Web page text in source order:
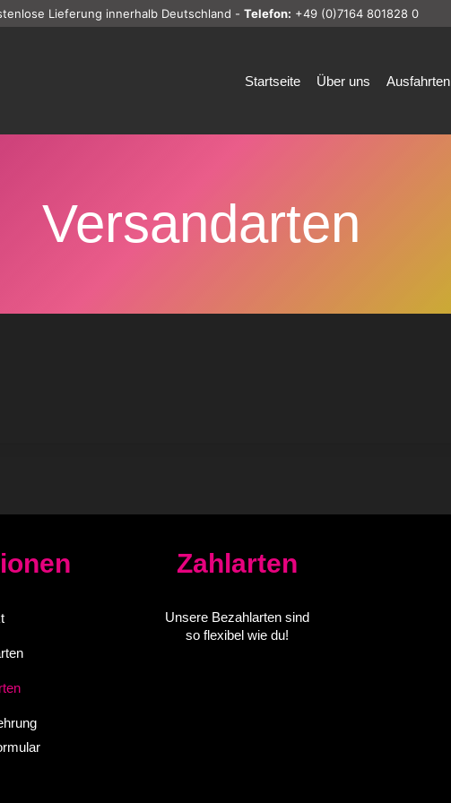
Lieferung innerhalb Deutschland - Telefon: +49 (0)7164 801828 0
Startseite Über uns Ausfahrten
Versandarten
Zahlarten
Unsere Bezahlarten sind
so flexibel wie du!